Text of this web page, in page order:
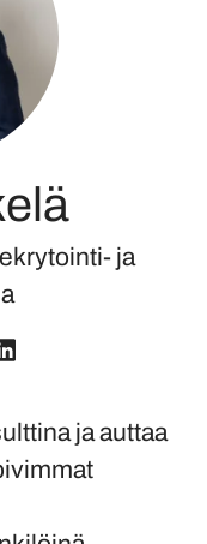
ja
ja auttaa